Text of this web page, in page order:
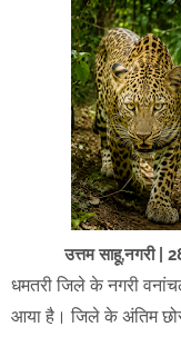
उत्तम साहू,नगरी |
धमतरी जिले के नगरी
आया है। जिले के अंतिम